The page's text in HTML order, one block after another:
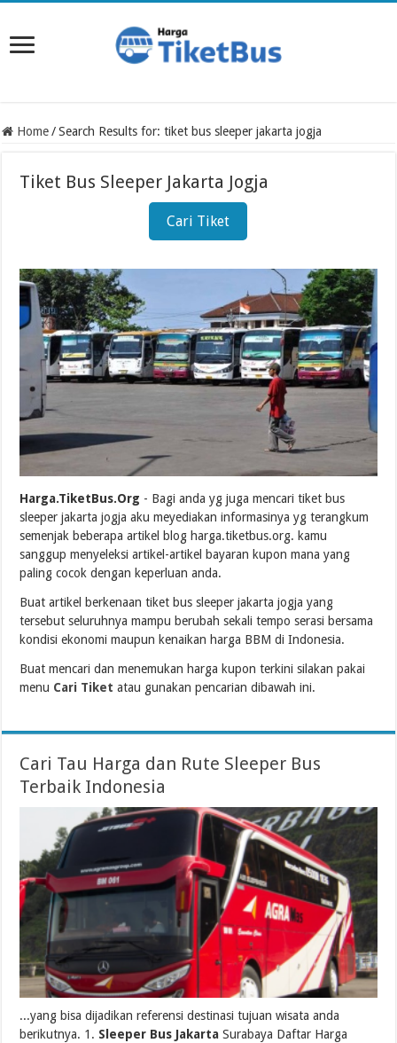
Home / Search Results for: tiket bus sleeper jakarta jogja
Tiket Bus Sleeper Jakarta Jogja
Cari Tiket
Harga.TiketBus.Org - Bagi anda yg juga mencari tiket bus
sleeper jakarta jogja aku meyediakan informasinya yg terangkum
semenjak beberapa artikel blog harga.tiketbus.org. kamu
sanggup menyeleksi artikel-artikel bayaran kupon mana yang
paling cocok dengan keperluan anda.
Buat artikel berkenaan tiket bus sleeper jakarta jogja yang
tersebut seluruhnya mampu berubah sekali tempo serasi bersama
kondisi ekonomi maupun kenaikan harga BBM di Indonesia.
Buat mencari dan menemukan harga kupon terkini silakan pakai
menu Cari Tiket atau gunakan pencarian dibawah ini.
Cari Tau Harga dan Rute Sleeper Bus
Terbaik Indonesia
...yang bisa dijadikan referensi destinasi tujuan wisata anda
berikutnya. 1. Sleeper Bus Jakarta Surabaya Daftar Harga